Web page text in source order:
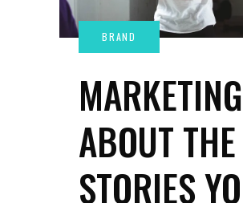
MARKETING
ABOUT THE
STORIES